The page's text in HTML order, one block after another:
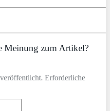
Meinung zum Artikel?
Erforderliche